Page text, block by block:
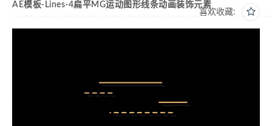
喜欢收藏:
AE模板-Lines-4扁平MG运动图形线条动画装饰元素